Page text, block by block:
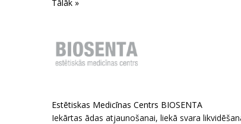
Tālāk »
Estētiskas Medicīnas Centrs BIOSENTA
Iekārtas ādas atjaunošanai, liekā svara